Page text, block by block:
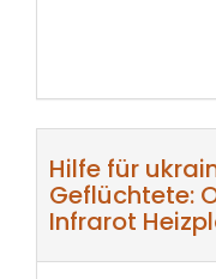
Hilfe für
Geflüchtete:
Infrarot